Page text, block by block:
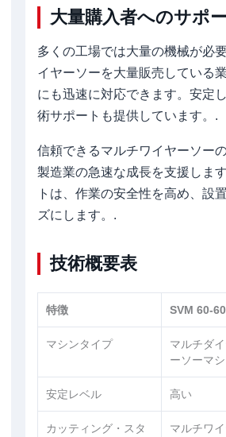
大量購入者へのサポ
多くの工場では大量の機械が必
イヤーソーを大量販売している
にも迅速に対応できます。安定
術サポートも提供しています。.
信頼できるマルチワイヤーソー
製造業の急速な成長を支援しま
トは、作業の安全性を高め、設
ズにします。.
技術概要表
特徴 SVM 60-60
マシンタイプ
マルチダ
ーソーマ
安定レベル 高い
カッティング・スタ
マルチワ